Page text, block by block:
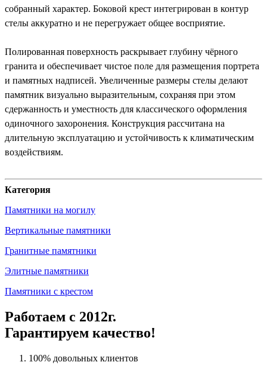
собранный характер. Боковой крест интегрирован в контур
стелы аккуратно и не перегружает общее восприятие.
Полированная поверхность раскрывает глубину чёрного
гранита и обеспечивает чистое поле для размещения портрета
и памятных надписей. Увеличенные размеры стелы делают
памятник визуально выразительным, сохраняя при этом
сдержанность и уместность для классического оформления
одиночного захоронения. Конструкция рассчитана на
длительную эксплуатацию и устойчивость к климатическим
воздействиям.
Категория
Памятники на могилу
Вертикальные памятники
Гранитные памятники
Элитные памятники
Памятники с крестом
Работаем с 2012г.
Гарантируем качество!
100% довольных клиентов